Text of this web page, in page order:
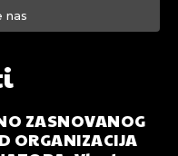
nas
ZASNOVANOG
ORGANIZACIJA